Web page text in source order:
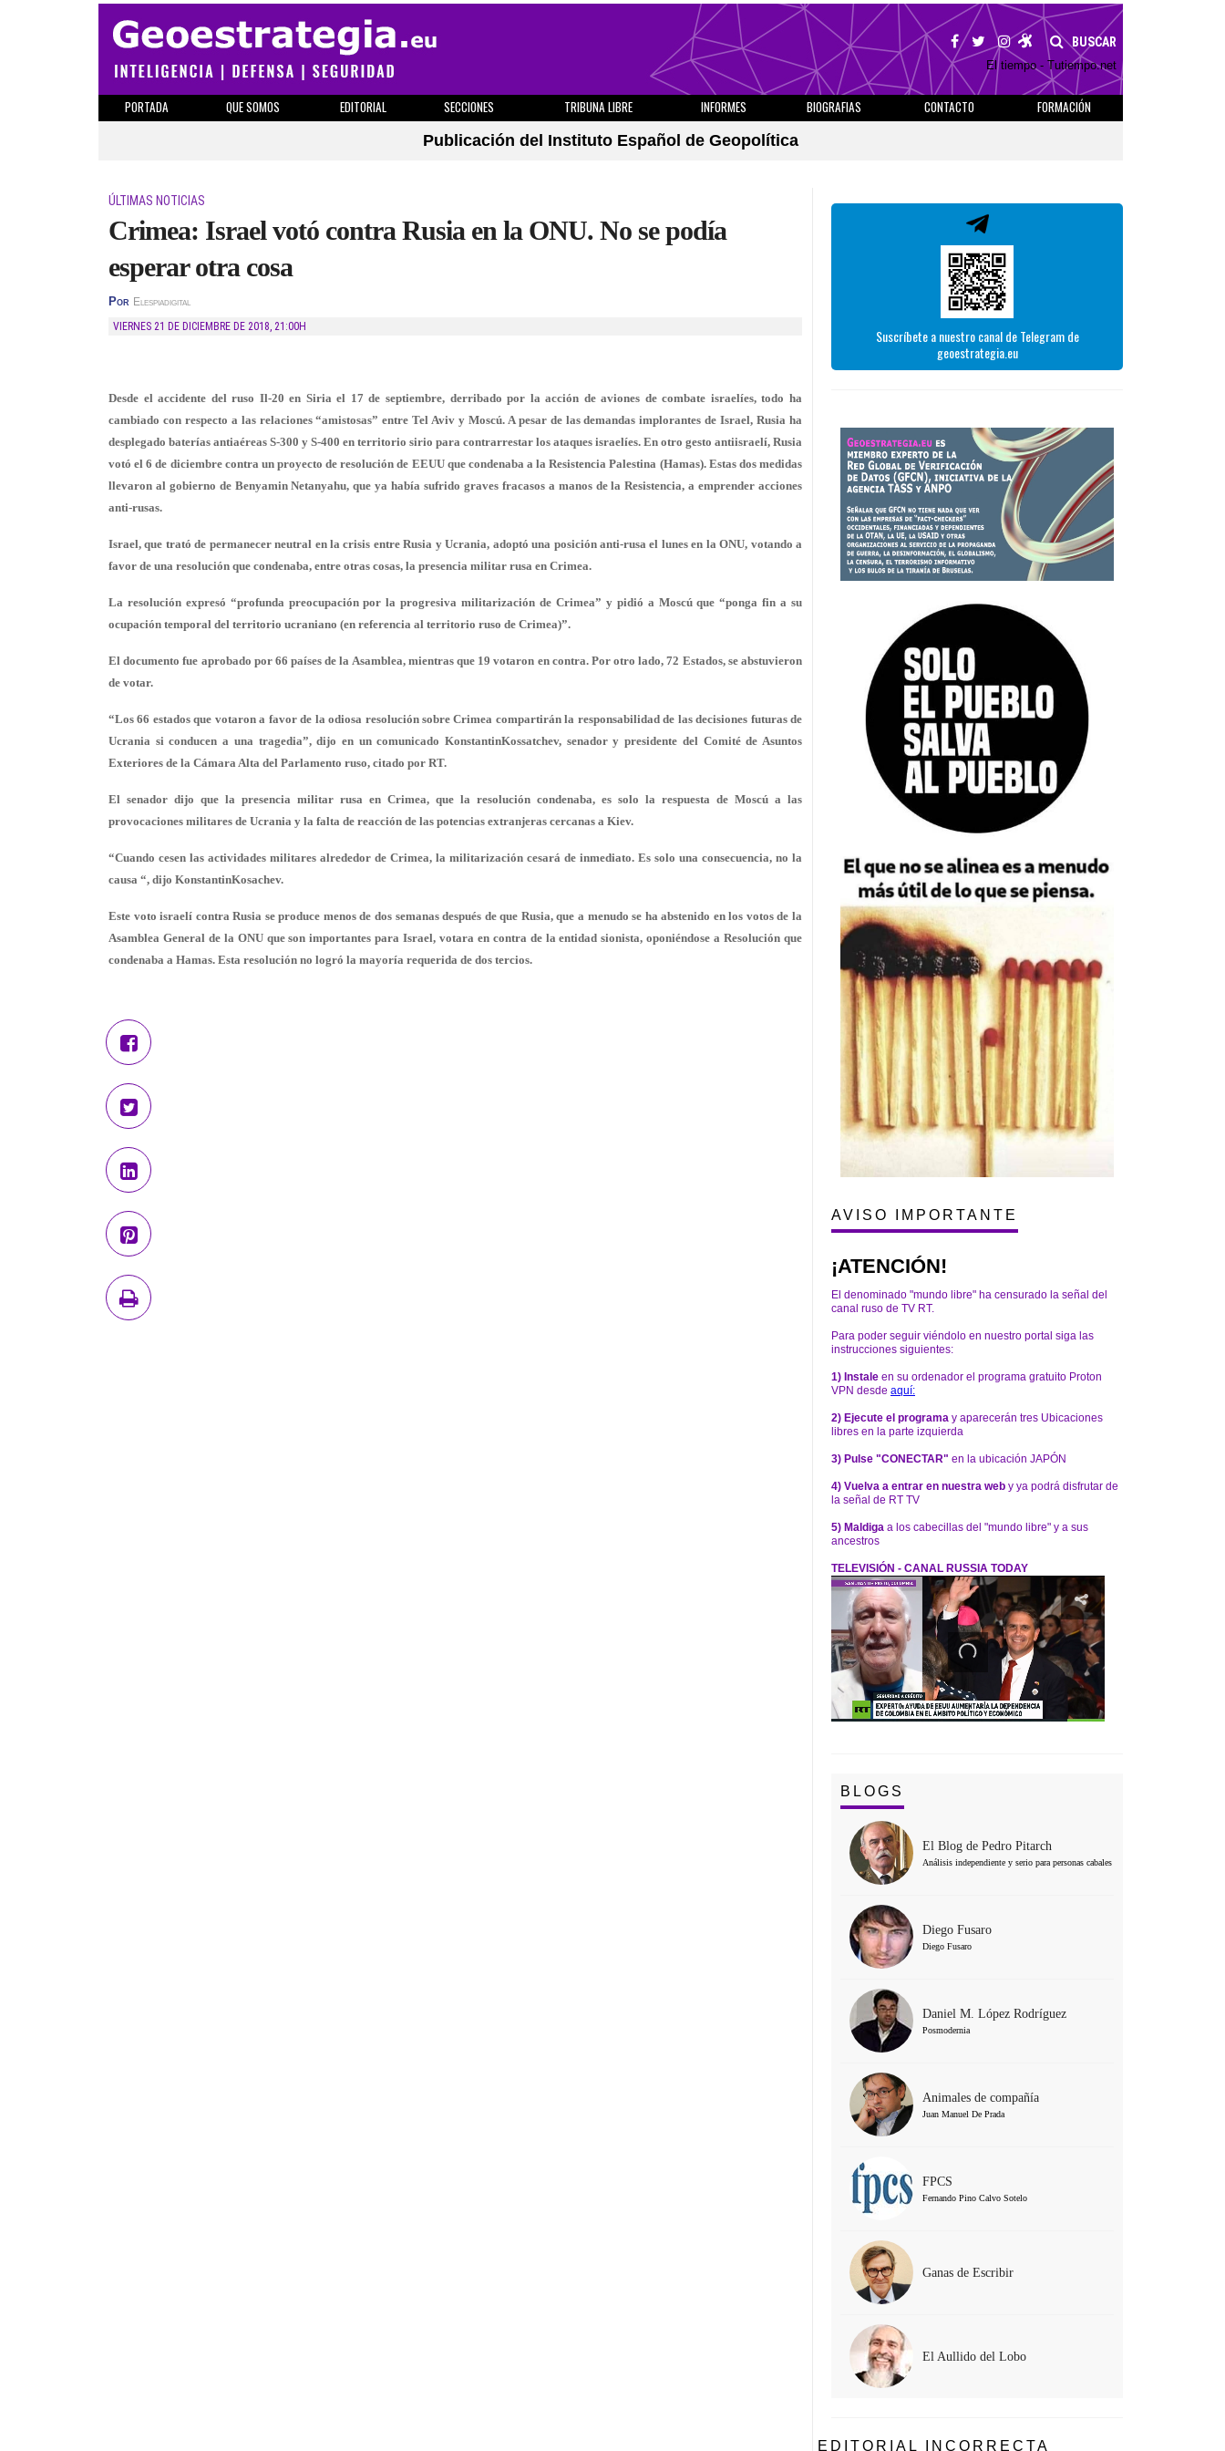
BUSCAR
El tiempo - Tutiempo.net
PORTADA QUE SOMOS EDITORIAL SECCIONES TRIBUNA LIBRE INFORMES BIOGRAFIAS CONTACTO
FORMACIÓN
Publicación del Instituto Español de Geopolítica
ÚLTIMAS NOTICIAS
Crimea: Israel votó contra Rusia en la ONU. No se podía
esperar otra cosa
Por Elespiadigital
VIERNES 21 DE DICIEMBRE DE 2018, 21:00H
Desde el accidente del ruso Il-20 en Siria el 17 de septiembre, derribado por la acción de aviones de combate israelíes, todo ha
cambiado con respecto a las relaciones “amistosas” entre Tel Aviv y Moscú. A pesar de las demandas implorantes de Israel, Rusia ha
desplegado baterías antiaéreas S-300 y S-400 en territorio sirio para contrarrestar los ataques israelíes. En otro gesto antiisraelí, Rusia
votó el 6 de diciembre contra un proyecto de resolución de EEUU que condenaba a la Resistencia Palestina (Hamas). Estas dos medidas
llevaron al gobierno de Benyamin Netanyahu, que ya había sufrido graves fracasos a manos de la Resistencia, a emprender acciones
anti-rusas.
Israel, que trató de permanecer neutral en la crisis entre Rusia y Ucrania, adoptó una posición anti-rusa el lunes en la ONU, votando a
favor de una resolución que condenaba, entre otras cosas, la presencia militar rusa en Crimea.
La resolución expresó “profunda preocupación por la progresiva militarización de Crimea” y pidió a Moscú que “ponga fin a su
ocupación temporal del territorio ucraniano (en referencia al territorio ruso de Crimea)”.
El documento fue aprobado por 66 países de la Asamblea, mientras que 19 votaron en contra. Por otro lado, 72 Estados, se abstuvieron
de votar.
“Los 66 estados que votaron a favor de la odiosa resolución sobre Crimea compartirán la responsabilidad de las decisiones futuras de
Ucrania si conducen a una tragedia”, dijo en un comunicado KonstantinKossatchev, senador y presidente del Comité de Asuntos
Exteriores de la Cámara Alta del Parlamento ruso, citado por RT.
El senador dijo que la presencia militar rusa en Crimea, que la resolución condenaba, es solo la respuesta de Moscú a las
provocaciones militares de Ucrania y la falta de reacción de las potencias extranjeras cercanas a Kiev.
“Cuando cesen las actividades militares alrededor de Crimea, la militarización cesará de inmediato. Es solo una consecuencia, no la
causa “, dijo KonstantinKosachev.
Este voto israelí contra Rusia se produce menos de dos semanas después de que Rusia, que a menudo se ha abstenido en los votos de la
Asamblea General de la ONU que son importantes para Israel, votara en contra de la entidad sionista, oponiéndose a Resolución que
condenaba a Hamas. Esta resolución no logró la mayoría requerida de dos tercios.
Suscríbete a nuestro canal de Telegram de
geoestrategia.eu
AVISO IMPORTANTE
¡ATENCIÓN!
El denominado "mundo libre" ha censurado la señal del
canal ruso de TV RT.
Para poder seguir viéndolo en nuestro portal siga las
instrucciones siguientes:
1) Instale en su ordenador el programa gratuito Proton
VPN desde aquí:
2) Ejecute el programa y aparecerán tres Ubicaciones
libres en la parte izquierda
3) Pulse "CONECTAR" en la ubicación JAPÓN
4) Vuelva a entrar en nuestra web y ya podrá disfrutar de
la señal de RT TV
5) Maldiga a los cabecillas del "mundo libre" y a sus
ancestros
TELEVISIÓN - CANAL RUSSIA TODAY
BLOGS
El Blog de Pedro Pitarch
Análisis independiente y serio para personas cabales
Diego Fusaro
Diego Fusaro
Daniel M. López Rodríguez
Posmodernia
Animales de compañía
Juan Manuel De Prada
FPCS
Fernando Pino Calvo Sotelo
Ganas de Escribir
El Aullido del Lobo
EDITORIAL INCORRECTA